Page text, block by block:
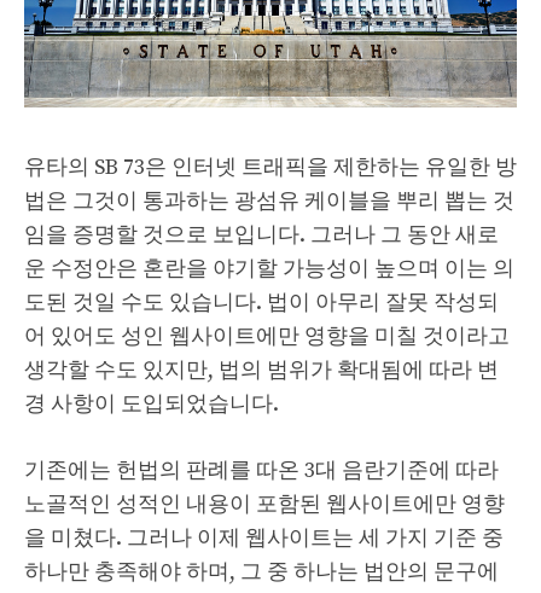
유타의 SB 73은 인터넷 트래픽을 제한하는 유일한 방
법은 그것이 통과하는 광섬유 케이블을 뿌리 뽑는 것
임을 증명할 것으로 보입니다. 그러나 그 동안 새로
운 수정안은 혼란을 야기할 가능성이 높으며 이는 의
도된 것일 수도 있습니다. 법이 아무리 잘못 작성되
어 있어도 성인 웹사이트에만 영향을 미칠 것이라고
생각할 수도 있지만, 법의 범위가 확대됨에 따라 변
경 사항이 도입되었습니다.
기존에는 헌법의 판례를 따온 3대 음란기준에 따라
노골적인 성적인 내용이 포함된 웹사이트에만 영향
을 미쳤다. 그러나 이제 웹사이트는 세 가지 기준 중
하나만 충족해야 하며, 그 중 하나는 법안의 문구에